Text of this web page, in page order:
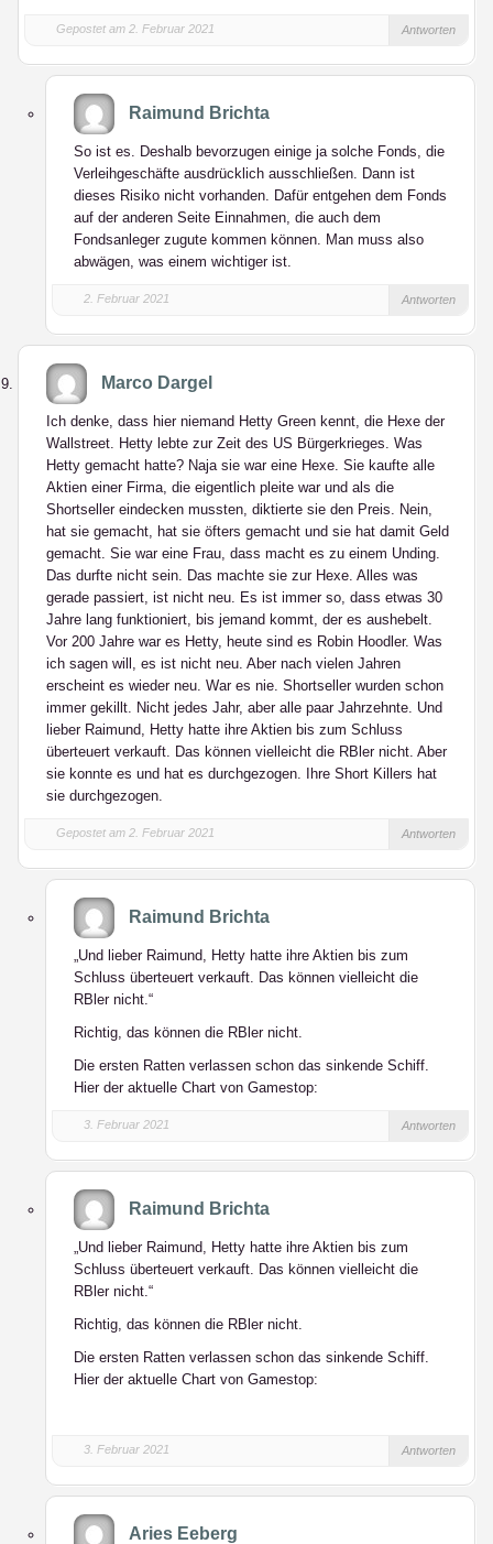
Gepostet am 2. Februar 2021 Antworten
Raimund Brichta
So ist es. Deshalb bevorzugen einige ja solche Fonds, die
Verleihgeschäfte ausdrücklich ausschließen. Dann ist
dieses Risiko nicht vorhanden. Dafür entgehen dem Fonds
auf der anderen Seite Einnahmen, die auch dem
Fondsanleger zugute kommen können. Man muss also
abwägen, was einem wichtiger ist.
2. Februar 2021 Antworten
Marco Dargel
Ich denke, dass hier niemand Hetty Green kennt, die Hexe der
Wallstreet. Hetty lebte zur Zeit des US Bürgerkrieges. Was
Hetty gemacht hatte? Naja sie war eine Hexe. Sie kaufte alle
Aktien einer Firma, die eigentlich pleite war und als die
Shortseller eindecken mussten, diktierte sie den Preis. Nein,
hat sie gemacht, hat sie öfters gemacht und sie hat damit Geld
gemacht. Sie war eine Frau, dass macht es zu einem Unding.
Das durfte nicht sein. Das machte sie zur Hexe. Alles was
gerade passiert, ist nicht neu. Es ist immer so, dass etwas 30
Jahre lang funktioniert, bis jemand kommt, der es aushebelt.
Vor 200 Jahre war es Hetty, heute sind es Robin Hoodler. Was
ich sagen will, es ist nicht neu. Aber nach vielen Jahren
erscheint es wieder neu. War es nie. Shortseller wurden schon
immer gekillt. Nicht jedes Jahr, aber alle paar Jahrzehnte. Und
lieber Raimund, Hetty hatte ihre Aktien bis zum Schluss
überteuert verkauft. Das können vielleicht die RBler nicht. Aber
sie konnte es und hat es durchgezogen. Ihre Short Killers hat
sie durchgezogen.
Gepostet am 2. Februar 2021 Antworten
Raimund Brichta
„Und lieber Raimund, Hetty hatte ihre Aktien bis zum
Schluss überteuert verkauft. Das können vielleicht die
RBler nicht.“
Richtig, das können die RBler nicht.
Die ersten Ratten verlassen schon das sinkende Schiff.
Hier der aktuelle Chart von Gamestop:
3. Februar 2021 Antworten
Raimund Brichta
„Und lieber Raimund, Hetty hatte ihre Aktien bis zum
Schluss überteuert verkauft. Das können vielleicht die
RBler nicht.“
Richtig, das können die RBler nicht.
Die ersten Ratten verlassen schon das sinkende Schiff.
Hier der aktuelle Chart von Gamestop:
3. Februar 2021 Antworten
Aries Eeberg